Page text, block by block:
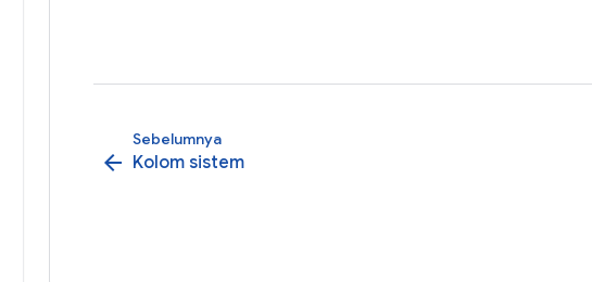
Sebelumnya
arrow_back Kolom sistem